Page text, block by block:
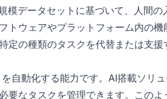
模データセットに基づいて、人間の
トウェアやプラットフォーム内の
定の種類のタスクを代替または支援
自動化する能力です。AI搭載ソリ
要なタスクを管理できます。この